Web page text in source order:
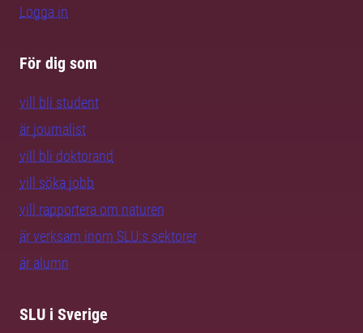
Logga in
För dig som
vill bli student
är journalist
vill bli doktorand
vill söka jobb
vill rapportera om naturen
är verksam inom SLU:s sektorer
är alumn
SLU i Sverige